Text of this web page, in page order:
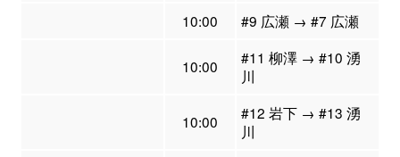
10:00
#9 広瀬 → #7 広瀬
10:00
#11 柳澤 → #10 湧
川
10:00
#12 岩下 → #13 湧
川